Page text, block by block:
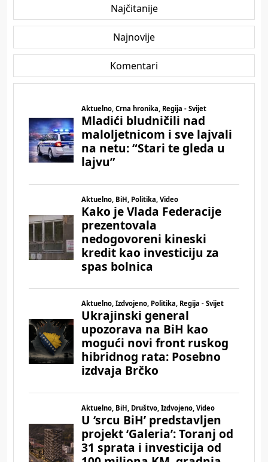
Najčitanije
Najnovije
Komentari